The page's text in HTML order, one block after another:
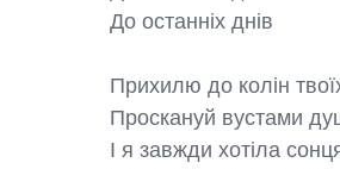
До останніх днів
Прихилю до колін
Проскануй вустами
І я завжди хотіла